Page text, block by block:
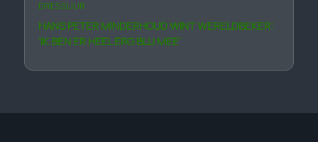
DRESSUUR
HANS PETER MINDERHOUD WINT WERELDBEKER:
‘IK BEN ER HEEL ERG BLIJ MEE’